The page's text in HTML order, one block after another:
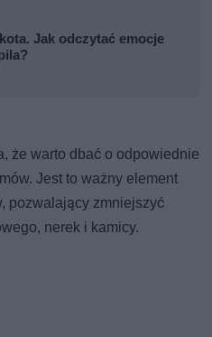
Jak odczytać emocje
że warto dbać o odpowiednie
Jest to ważny element
pozwalający zmniejszyć
nerek i kamicy.